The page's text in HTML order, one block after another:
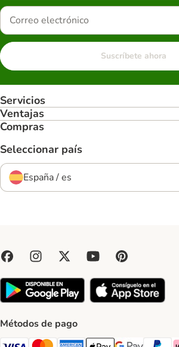
Suscríbete ahora
Servicios
Ventajas
Compras
Seleccionar país
España / es
Métodos de pago